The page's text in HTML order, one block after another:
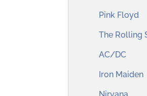
Pink Floyd
The Rolling
AC/DC
Iron Maiden